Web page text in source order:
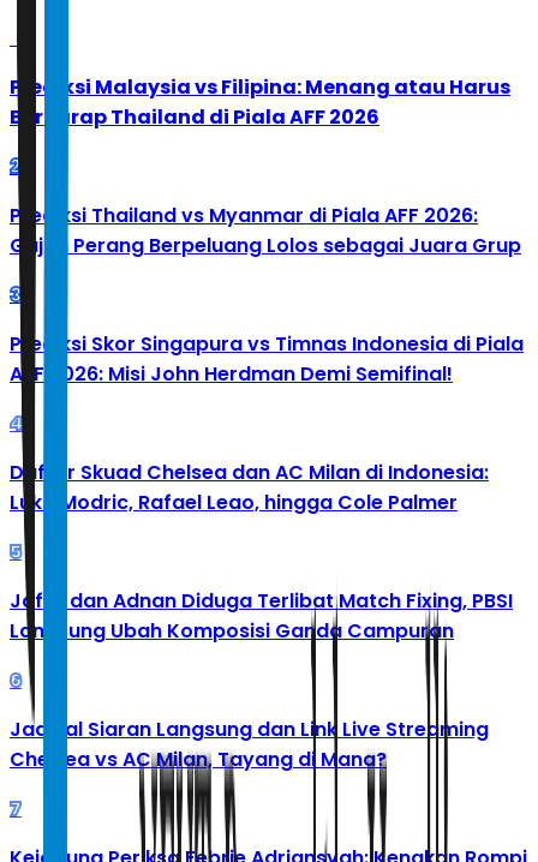
Prediksi Malaysia vs Filipina: Menang atau Harus
Berharap Thailand di Piala AFF 2026
2
Prediksi Thailand vs Myanmar di Piala AFF 2026:
Gajah Perang Berpeluang Lolos sebagai Juara Grup
3
Prediksi Skor Singapura vs Timnas Indonesia di Piala
AFF 2026: Misi John Herdman Demi Semifinal!
4
Daftar Skuad Chelsea dan AC Milan di Indonesia:
Luka Modric, Rafael Leao, hingga Cole Palmer
5
Jafar dan Adnan Diduga Terlibat Match Fixing, PBSI
Langsung Ubah Komposisi Ganda Campuran
6
Jadwal Siaran Langsung dan Link Live Streaming
Chelsea vs AC Milan, Tayang di Mana?
7